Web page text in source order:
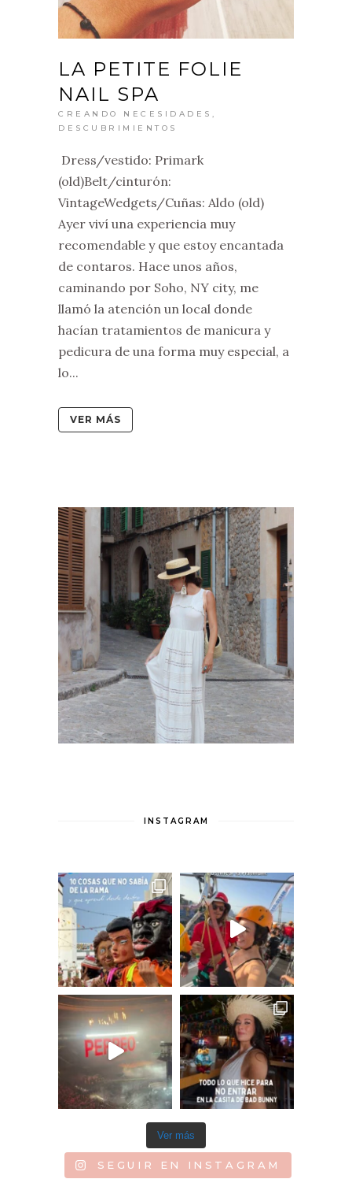
LA PETITE FOLIE
NAIL SPA
CREANDO NECESIDADES ,
DESCUBRIMIENTOS
Dress/vestido: Primark
(old)Belt/cinturón:
VintageWedgets/Cuñas: Aldo (old)
Ayer viví una experiencia muy
recomendable y que estoy encantada
de contaros. Hace unos años,
caminando por Soho, NY city, me
llamó la atención un local donde
hacían tratamientos de manicura y
pedicura de una forma muy especial, a
lo...
VER MÁS
INSTAGRAM
Ver más
SEGUIR EN INSTAGRAM